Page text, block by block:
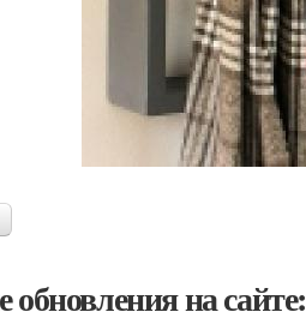
обновления на сайте: